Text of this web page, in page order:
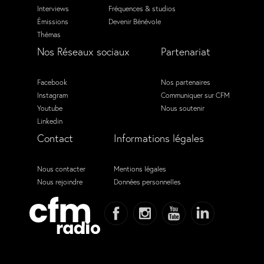
Interviews
Émissions
Thémas
Fréquences & studios
Devenir Bénévole
Nos Réseaux sociaux
Facebook
Instagram
Youtube
Linkedin
Partenariat
Nos partenaires
Communiquer sur CFM
Nous soutenir
Contact
Nous contacter
Nous rejoindre
Informations légales
Mentions légales
Données personnelles